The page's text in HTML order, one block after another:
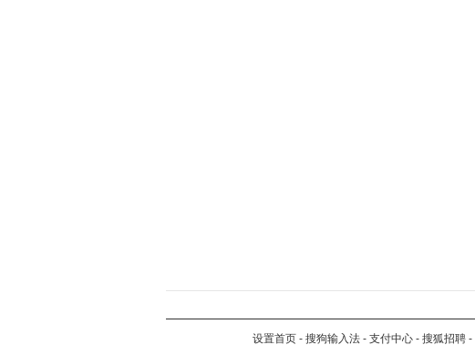
设置首页 - 搜狗输入法 - 支付中心 - 搜狐招聘 -